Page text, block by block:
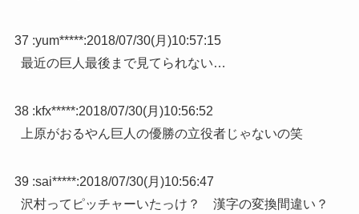
37 :yum*****:2018/07/30(月)10:57:15
最近の巨人最後まで見てられない…
38 :kfx*****:2018/07/30(月)10:56:52
上原がおるやん巨人の優勝の立役者じゃないの笑
39 :sai*****:2018/07/30(月)10:56:47
沢村ってピッチャーいたっけ？ 漢字の変換間違い？